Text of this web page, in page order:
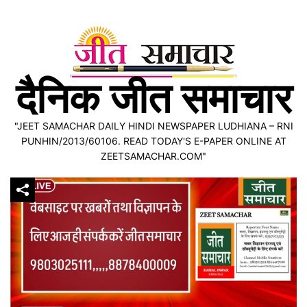
दैनिक जीत समाचार
"JEET SAMACHAR DAILY HINDI NEWSPAPER LUDHIANA – RNI
PUNHIN/2013/60106. READ TODAY'S E-PAPER ONLINE AT
ZEETSAMACHAR.COM"